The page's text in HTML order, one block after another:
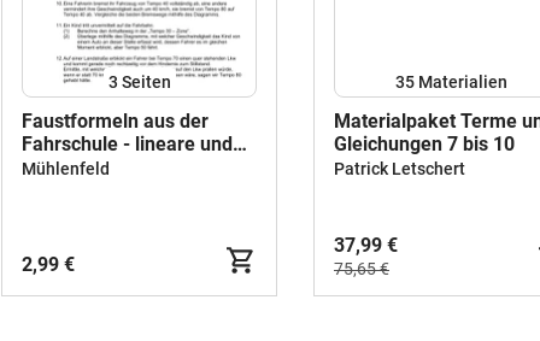
3 Seiten
Faustformeln aus der
Fahrschule - lineare und
quadratische Funktionen
Mühlenfeld
2,99 €
35 Materialien
Materialpaket Terme
Gleichungen 7 bis 10
Patrick Letschert
37,99 €
75,65 €